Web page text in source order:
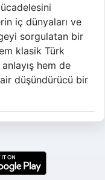
iç dünyaları ve
sorgulatan bir
klasik Türk
hem de
düşündürücü bir